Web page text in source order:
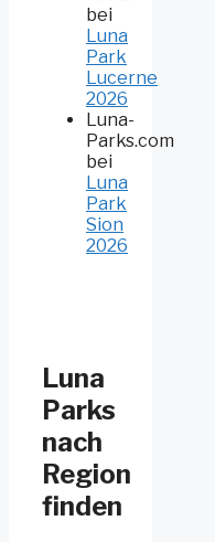
bei
Luna
Park
Lucerne
2026
Luna-
Parks.com
bei
Luna
Park
Sion
2026
Luna
Parks
nach
Region
finden